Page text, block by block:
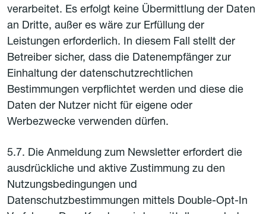
verarbeitet. Es erfolgt keine Übermittlung der Daten
an Dritte, außer es wäre zur Erfüllung der
Leistungen erforderlich. In diesem Fall stellt der
Betreiber sicher, dass die Datenempfänger zur
Einhaltung der datenschutzrechtlichen
Bestimmungen verpflichtet werden und diese die
Daten der Nutzer nicht für eigene oder
Werbezwecke verwenden dürfen.
5.7. Die Anmeldung zum Newsletter erfordert die
ausdrückliche und aktive Zustimmung zu den
Nutzungsbedingungen und
Datenschutzbestimmungen mittels Double-Opt-In